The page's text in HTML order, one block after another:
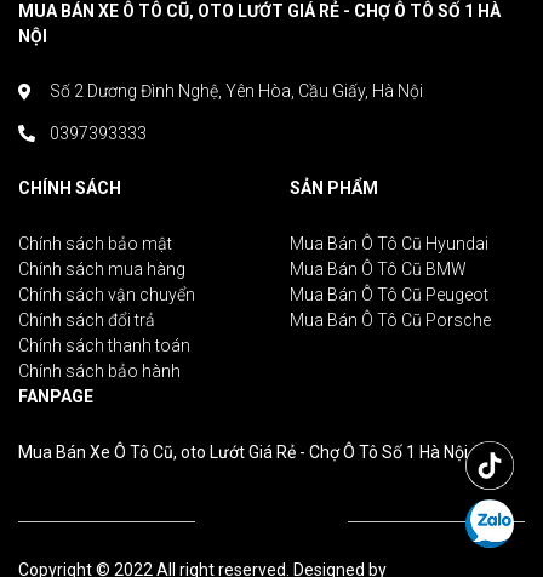
MUA BÁN XE Ô TÔ CŨ, OTO LƯỚT GIÁ RẺ - CHỢ Ô TÔ SỐ 1 HÀ
NỘI
Số 2 Dương Đình Nghệ, Yên Hòa, Cầu Giấy, Hà Nội
0397393333
CHÍNH SÁCH
Chính sách bảo mật
Chính sách mua hàng
Chính sách vận chuyển
Chính sách đổi trả
Chính sách thanh toán
Chính sách bảo hành
SẢN PHẨM
Mua Bán Ô Tô Cũ Hyundai
Mua Bán Ô Tô Cũ BMW
Mua Bán Ô Tô Cũ Peugeot
Mua Bán Ô Tô Cũ Porsche
FANPAGE
Mua Bán Xe Ô Tô Cũ, oto Lướt Giá Rẻ - Chợ Ô Tô Số 1 Hà Nội
Copyright © 2022 All right reserved. Designed by